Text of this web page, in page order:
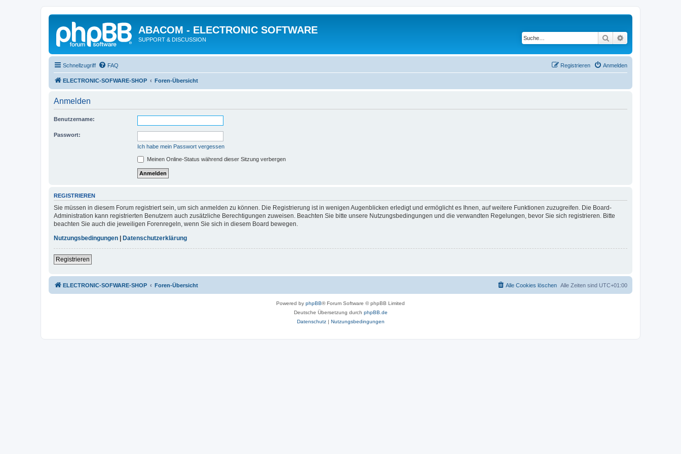
ABACOM - ELECTRONIC SOFTWARE
SUPPORT & DISCUSSION Suche
Schnellzugriff FAQ Anmelden
Registrieren
ELECTRONIC-SOFWARE-SHOP Foren-Übersicht
Anmelden
Benutzername:
Passwort:
Ich habe mein Passwort vergessen
Meinen Online-Status während dieser Sitzung verbergen
REGISTRIEREN
Sie müssen in diesem Forum registriert sein, um sich anmelden zu können. Die Registrierung ist in wenigen Augenblicken erledigt und ermöglicht es Ihnen, auf weitere Funktionen zuzugreifen. Die Board-
Administration kann registrierten Benutzern auch zusätzliche Berechtigungen zuweisen. Beachten Sie bitte unsere Nutzungsbedingungen und die verwandten Regelungen, bevor Sie sich registrieren. Bitte
beachten Sie auch die jeweiligen Forenregeln, wenn Sie sich in diesem Board bewegen.
Nutzungsbedingungen | Datenschutzerklärung
Registrieren
ELECTRONIC-SOFWARE-SHOP Foren-Übersicht Alle Zeiten sind UTC+01:00
Alle Cookies löschen
Powered by phpBB® Forum Software © phpBB Limited
Deutsche Übersetzung durch phpBB.de
Datenschutz| Nutzungsbedingungen